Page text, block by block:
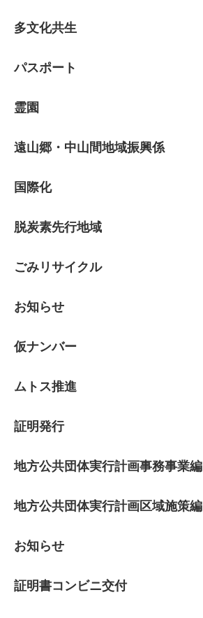
多文化共生
パスポート
霊園
遠山郷・中山間地域振興係
国際化
脱炭素先行地域
ごみリサイクル
お知らせ
仮ナンバー
ムトス推進
証明発行
地方公共団体実行計画事務事業編
地方公共団体実行計画区域施策編
お知らせ
証明書コンビニ交付